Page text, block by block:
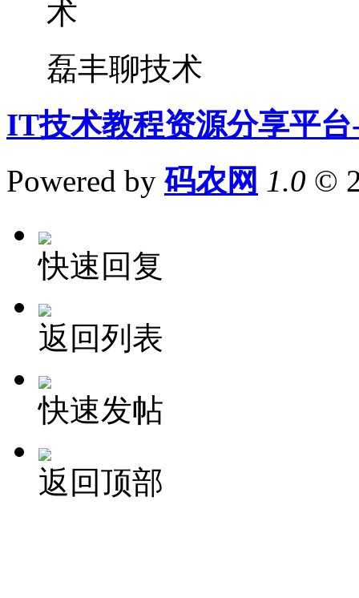
磊丰聊技术
IT技术教程资源分享平
Powered by 码农网 1.0 ©
快速回复
返回列表
快速发帖
返回顶部